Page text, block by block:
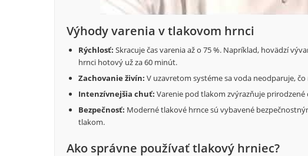
Výhody varenia v tlakovom hrnci
Rýchlosť: Skracuje čas varenia až o 75 %. Napríklad, hovädzí
hrnci hotový už za 60 minút.
Zachovanie živín: V uzavretom systéme sa voda neodparuje,
Intenzívnejšia chuť: Varenie pod tlakom zvýrazňuje prirodzené
Bezpečnosť: Moderné tlakové hrnce sú vybavené
tlakom.
Ako správne používať tlakový hrniec?